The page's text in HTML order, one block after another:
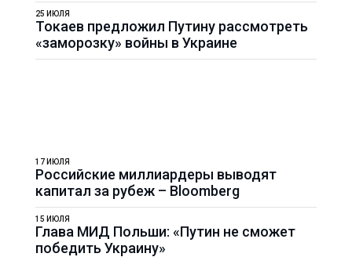
Токаев предложил Путину рассмотреть
«заморозку» войны в Украине
25 ИЮЛЯ
Российские миллиардеры выводят
капитал за рубеж – Bloomberg
17 ИЮЛЯ
Глава МИД Польши: «Путин не сможет
победить Украину»
15 ИЮЛЯ